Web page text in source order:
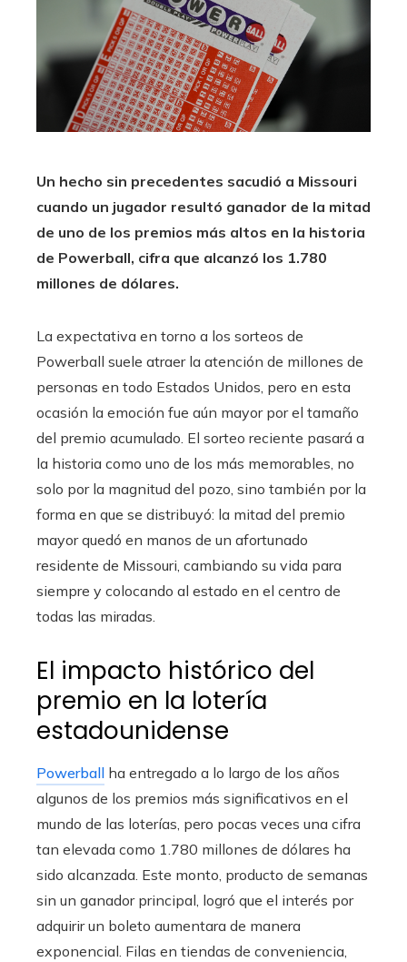
Un hecho sin precedentes sacudió a Missouri
cuando un jugador resultó ganador de la mitad
de uno de los premios más altos en la historia
de Powerball, cifra que alcanzó los 1.780
millones de dólares.
La expectativa en torno a los sorteos de
Powerball suele atraer la atención de millones de
personas en todo Estados Unidos, pero en esta
ocasión la emoción fue aún mayor por el tamaño
del premio acumulado. El sorteo reciente pasará a
la historia como uno de los más memorables, no
solo por la magnitud del pozo, sino también por la
forma en que se distribuyó: la mitad del premio
mayor quedó en manos de un afortunado
residente de Missouri, cambiando su vida para
siempre y colocando al estado en el centro de
todas las miradas.
El impacto histórico del
premio en la lotería
estadounidense
Powerball ha entregado a lo largo de los años
algunos de los premios más significativos en el
mundo de las loterías, pero pocas veces una cifra
tan elevada como 1.780 millones de dólares ha
sido alcanzada. Este monto, producto de semanas
sin un ganador principal, logró que el interés por
adquirir un boleto aumentara de manera
exponencial. Filas en tiendas de conveniencia,